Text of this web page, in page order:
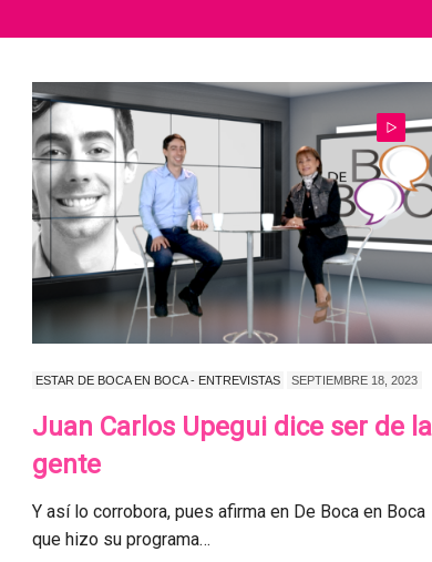
ESTAR DE BOCA EN BOCA - ENTREVISTAS SEPTIEMBRE 18, 2023
Juan Carlos Upegui dice ser de la
gente
Y así lo corrobora, pues afirma en De Boca en Boca
que hizo su programa…
🏡💚 Reserva esta
gran jornada